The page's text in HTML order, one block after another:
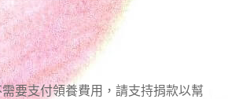
要支付領養費用，請支持捐款以幫